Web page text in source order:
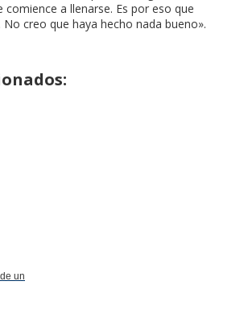
comience a llenarse. Es por eso que
creo que haya hecho nada bueno».
un